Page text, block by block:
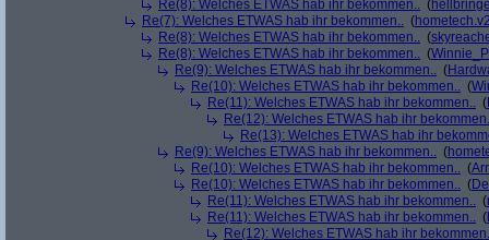
Re(8): Welches ETWAS hab ihr bekommen.. (
Re(7): Welches ETWAS hab ihr bekommen.. (
Re(8): Welches ETWAS hab ihr bekommen.. (
Re(8): Welches ETWAS hab ihr bekommen.. (
Re(9): Welches ETWAS hab ihr bekommen.. (
Re(10): Welches ETWAS hab ihr bekommen.. (
Re(11): Welches ETWAS hab ihr bekommen.. (
Re(12): Welches ETWAS hab ihr
Re(13): Welches ETWAS hab ihr
Re(9): Welches ETWAS hab ihr bekommen.. (
Re(10): Welches ETWAS hab ihr bekommen.. (
Re(10): Welches ETWAS hab ihr bekommen.. (
Re(11): Welches ETWAS hab ihr bekommen.. (
Re(11): Welches ETWAS hab ihr bekommen.. (
Re(12): Welches ETWAS hab ihr